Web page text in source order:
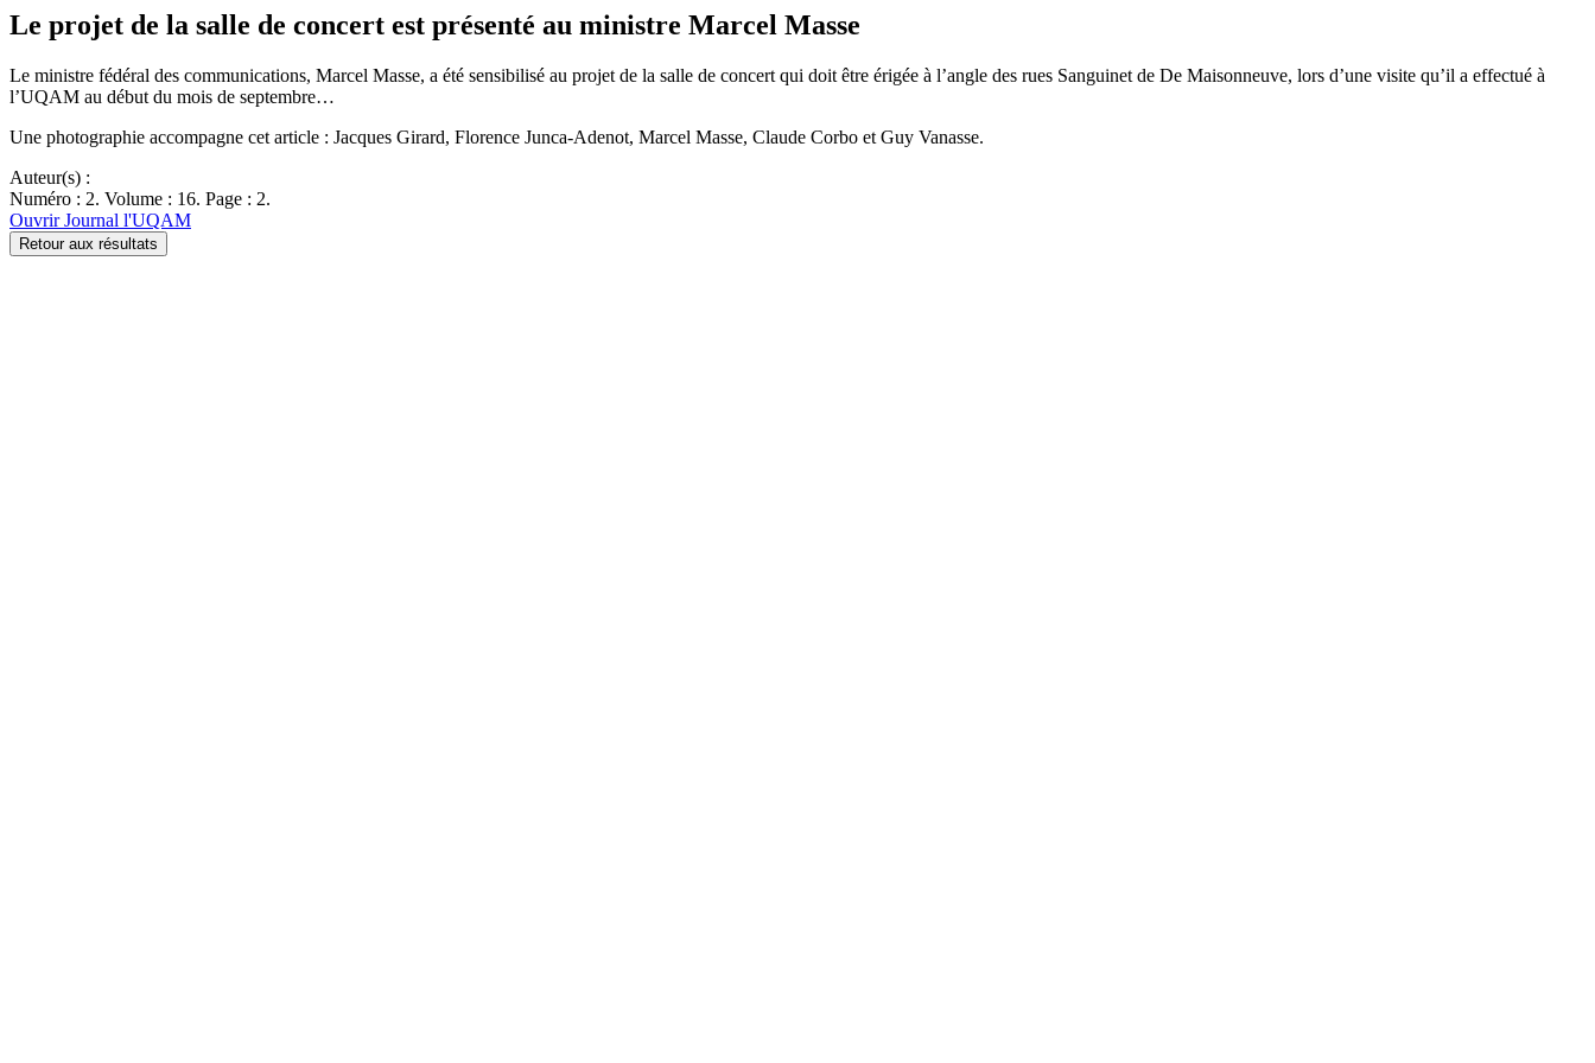
Le projet de la salle de concert est présenté au ministre Marcel Masse
Le ministre fédéral des communications, Marcel Masse, a été sensibilisé au projet de la salle de concert qui doit être érigée à l’angle des rues Sanguinet de De Maisonneuve, lors d’une visite qu’il a effectué à
l’UQAM au début du mois de septembre…
Une photographie accompagne cet article : Jacques Girard, Florence Junca-Adenot, Marcel Masse, Claude Corbo et Guy Vanasse.
Auteur(s) :
Numéro : 2. Volume : 16. Page : 2.
Ouvrir Journal l'UQAM
Retour aux résultats